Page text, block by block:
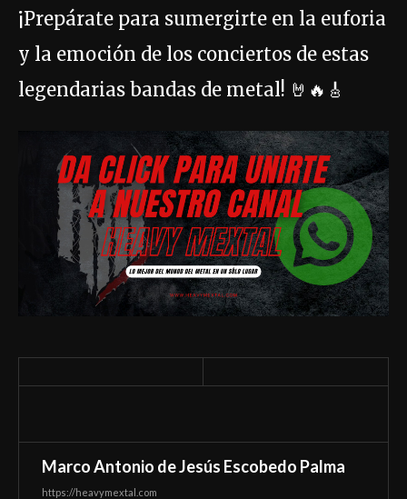
¡Prepárate para sumergirte en la euforia
y la emoción de los conciertos de estas
legendarias bandas de metal! 🤘🔥🎸
Marco Antonio de Jesús Escobedo Palma
https://heavymextal.com